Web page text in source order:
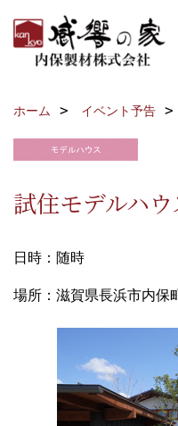
ホーム イベント予告
試住モデルハ
日時：随時
場所：滋賀県長浜市内